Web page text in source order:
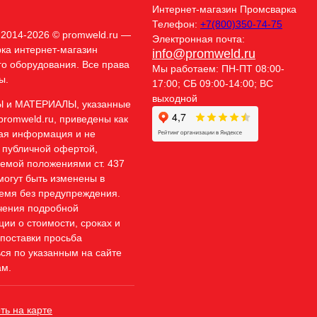
2026 © promweld.ru —
интернет-магазин
оборудования. Все права
и МАТЕРИАЛЫ, указанные
приведены как
информация и не
офертой,
положениями ст. 437
быть изменены в
без предупреждения.
подробной
о стоимости, сроках и
просьба
по указанным на сайте
на карте
Интернет-магазин Промсварка
Телефон: +7(800)350-74-75
Электронная почта:
info@promweld.ru
Мы работаем: ПН-ПТ 08:00-
17:00; СБ 09:00-14:00; ВС
выходной